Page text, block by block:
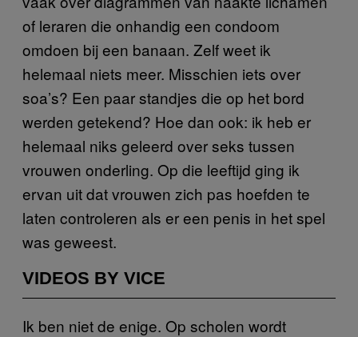
of leraren die onhandig een condoom
omdoen bij een banaan. Zelf weet ik
helemaal niets meer. Misschien iets over
soa’s? Een paar standjes die op het bord
werden getekend? Hoe dan ook: ik heb er
helemaal niks geleerd over seks tussen
vrouwen onderling. Op die leeftijd ging ik
ervan uit dat vrouwen zich pas hoefden te
laten controleren als er een penis in het spel
was geweest.
VIDEOS BY VICE
Ik ben niet de enige. Op scholen wordt